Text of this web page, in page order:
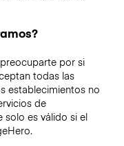
por si
todas las
establecimientos no
de
solo es válido si el